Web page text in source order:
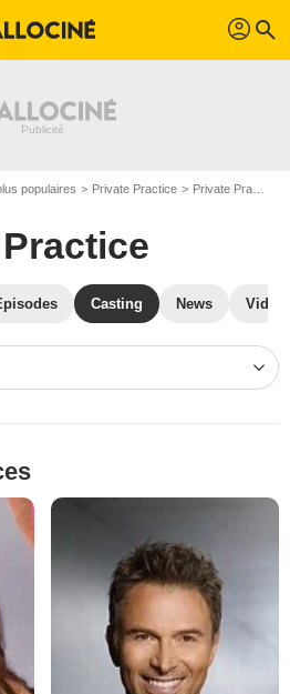
profil search
populaires Private Practice Private Practice S03
Casting News